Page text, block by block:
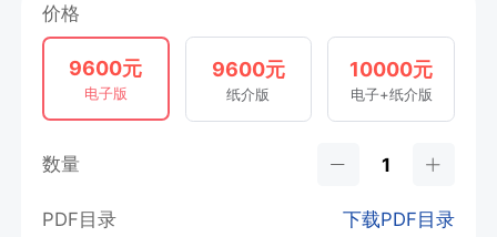
价格
9600元
电子版
9600元
纸介版
10000元
电子+纸介版
数量
PDF目录 下载PDF目录